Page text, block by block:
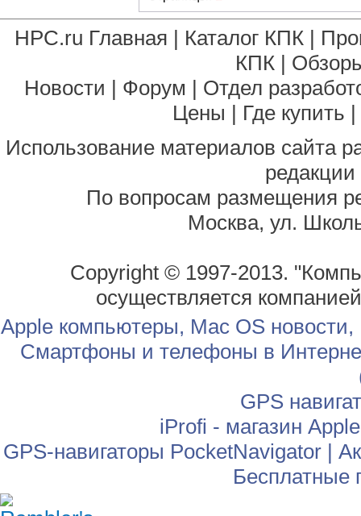
HPC.ru Главная | Каталог КПК |
КПК |
Новости | Форум | Отдел
Цены | Где купить |
Использование материалов сайта
По вопросам размещения
Москва, ул.
Copyright © 1997-2013.
осуществляется
Apple компьютеры, Mac OS
Смартфоны и телефоны в
GPS
iProfi - магазин
GPS-навигаторы PocketNavigator|
Бесплатные